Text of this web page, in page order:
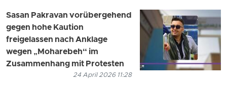
Sasan Pakravan vorübergehend
gegen hohe Kaution
freigelassen nach Anklage
wegen „Moharebeh“ im
Zusammenhang mit Protesten
24 April 2026 11:28